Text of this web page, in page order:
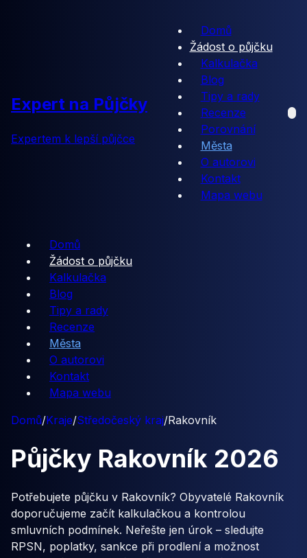
Expert na Půjčky
Expertem k lepší půjčce
Domů
Žádost o půjčku
Kalkulačka
Blog
Tipy a rady
Recenze
Porovnání
Města
O autorovi
Kontakt
Mapa webu
Domů
Žádost o půjčku
Kalkulačka
Blog
Tipy a rady
Recenze
Města
O autorovi
Kontakt
Mapa webu
Domů/Kraje/Středočeský kraj/Rakovník
Půjčky Rakovník 2026
Potřebujete půjčku v Rakovník? Obyvatelé Rakovník
doporučujeme začít kalkulačkou a kontrolou
smluvních podmínek. Neřešte jen úrok – sledujte
RPSN, poplatky, sankce při prodlení a možnost